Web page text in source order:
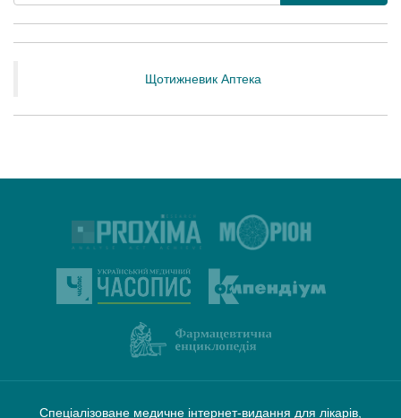
Щотижневик Аптека
Спеціалізоване медичне інтернет-видання для лікарів,